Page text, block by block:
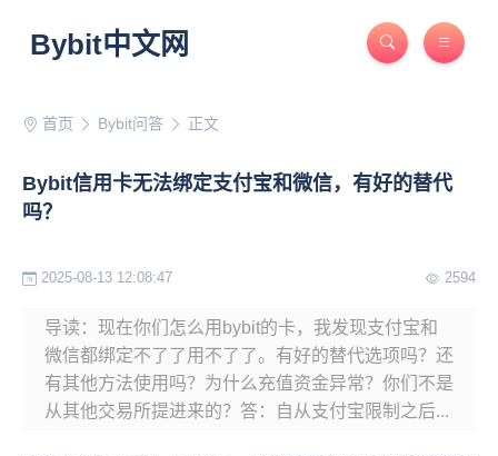
Bybit中文网
首页 Bybit问答 正文
Bybit信用卡无法绑定支付宝和微信，有好的替代
吗？
2025-08-13 12:08:47 2594
导读：现在你们怎么用bybit的卡，我发现支付宝和
微信都绑定不了了用不了了。有好的替代选项吗？还
有其他方法使用吗？为什么充值资金异常？你们不是
从其他交易所提进来的？答：自从支付宝限制之后...